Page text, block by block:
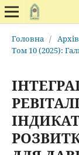
Головна /
Том 10 (2025):